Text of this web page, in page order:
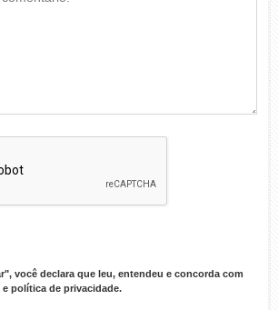
você declara que leu, entendeu e concorda com
e política de privacidade.